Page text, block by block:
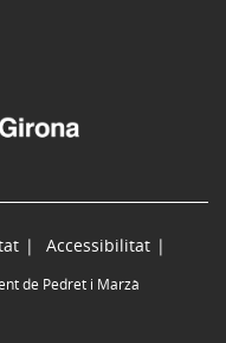
Accessibilitat
de Pedret i Marzà